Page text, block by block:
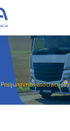
Prisijungimas asociacijos